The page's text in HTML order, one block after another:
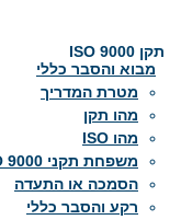
תקן ISO 9000
מבוא והסבר כללי
מטרת המדריך
מהו תקן
מהו ISO
משפחת תקני ISO 9000
הסמכה או התעדה
רקע והסבר כללי